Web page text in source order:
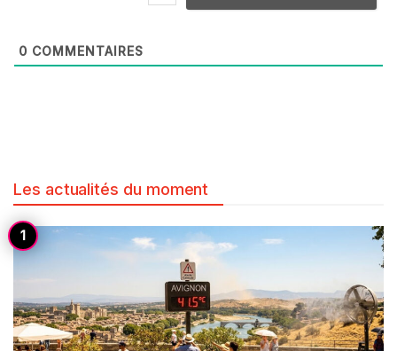
0 COMMENTAIRES
Les actualités du moment